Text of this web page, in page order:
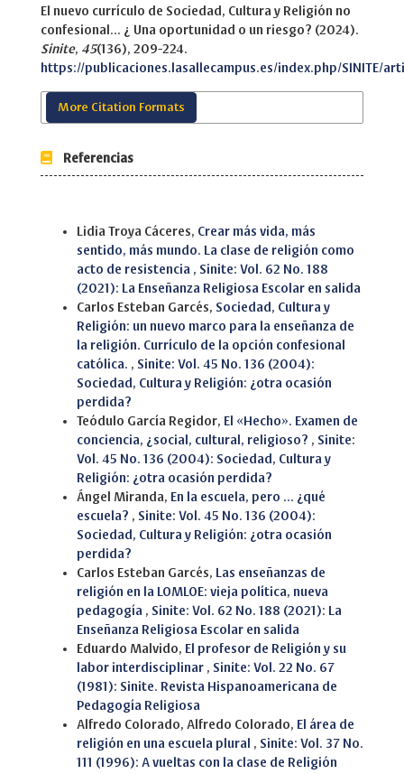
El nuevo currículo de Sociedad, Cultura y Religión no
confesional... ¿ Una oportunidad o un riesgo? (2024).
Sinite, 45(136), 209-224.
https://publicaciones.lasallecampus.es/index.php/SINITE/
More Citation Formats
Referencias
Lidia Troya Cáceres, Crear más vida, más
sentido, más mundo. La clase de religión como
acto de resistencia , Sinite: Vol. 62 No. 188
(2021): La Enseñanza Religiosa Escolar en salida
Carlos Esteban Garcés, Sociedad, Cultura y
Religión: un nuevo marco para la enseñanza de
la religión. Currículo de la opción confesional
católica. , Sinite: Vol. 45 No. 136 (2004):
Sociedad, Cultura y Religión: ¿otra ocasión
perdida?
Teódulo García Regidor, El «Hecho». Examen de
conciencia, ¿social, cultural, religioso? , Sinite:
Vol. 45 No. 136 (2004): Sociedad, Cultura y
Religión: ¿otra ocasión perdida?
Ángel Miranda, En la escuela, pero ... ¿qué
escuela? , Sinite: Vol. 45 No. 136 (2004):
Sociedad, Cultura y Religión: ¿otra ocasión
perdida?
Carlos Esteban Garcés, Las enseñanzas de
religión en la LOMLOE: vieja política, nueva
pedagogía , Sinite: Vol. 62 No. 188 (2021): La
Enseñanza Religiosa Escolar en salida
Eduardo Malvido, El profesor de Religión y su
labor interdisciplinar , Sinite: Vol. 22 No. 67
(1981): Sinite. Revista Hispanoamericana de
Pedagogía Religiosa
Alfredo Colorado, Alfredo Colorado, El área de
religión en una escuela plural , Sinite: Vol. 37 No.
111 (1996): A vueltas con la clase de Religión